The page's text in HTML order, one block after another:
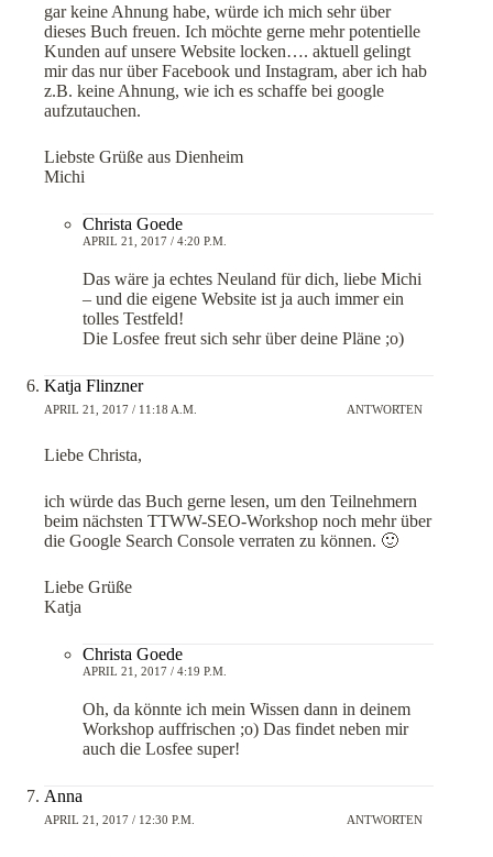
gar keine Ahnung habe, würde ich mich sehr über
dieses Buch freuen. Ich möchte gerne mehr potentielle
Kunden auf unsere Website locken…. aktuell gelingt
mir das nur über Facebook und Instagram, aber ich hab
z.B. keine Ahnung, wie ich es schaffe bei google
aufzutauchen.
Liebste Grüße aus Dienheim
Michi
Christa Goede
APRIL 21, 2017 / 4:20 P.M.
Das wäre ja echtes Neuland für dich, liebe Michi
– und die eigene Website ist ja auch immer ein
tolles Testfeld!
Die Losfee freut sich sehr über deine Pläne ;o)
Katja Flinzner
APRIL 21, 2017 / 11:18 A.M. ANTWORTEN
Liebe Christa,
ich würde das Buch gerne lesen, um den Teilnehmern
beim nächsten TTWW-SEO-Workshop noch mehr über
die Google Search Console verraten zu können. 🙂
Liebe Grüße
Katja
Christa Goede
APRIL 21, 2017 / 4:19 P.M.
Oh, da könnte ich mein Wissen dann in deinem
Workshop auffrischen ;o) Das findet neben mir
auch die Losfee super!
Anna
APRIL 21, 2017 / 12:30 P.M. ANTWORTEN